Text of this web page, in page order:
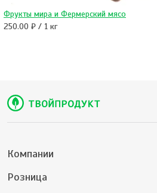
Фрукты мира и Фермерский мясо
250.00 ₽ / 1 кг
Компании
Розница